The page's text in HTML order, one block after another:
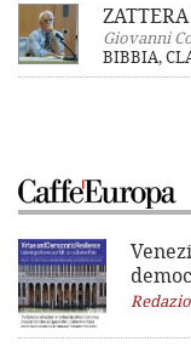
Giovanni
BIBBIA,